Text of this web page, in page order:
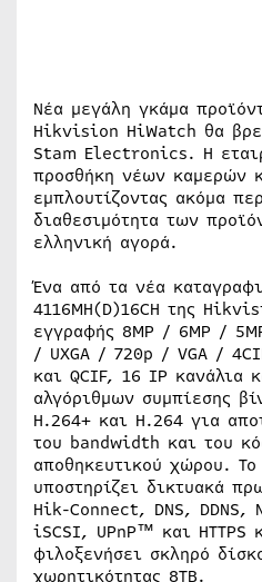
Νέα μεγάλη γκάμα
Hikvision HiWatch θα
Stam Electronics. Η
προσθήκη νέων καμερών
εμπλουτίζοντας ακόμα
διαθεσιμότητα των
ελληνική αγορά.
Ένα από τα νέα
4116MH(D)16CH της
εγγραφής 8MP / 6MP /
/ UXGA / 720p / VGA /
και QCIF, 16 IP κανάλια
αλγόριθμων συμπίεσης
H.264+ και H.264 για
του bandwidth και του
αποθηκευτικού χώρου.
υποστηρίζει δικτυακά
Hik-Connect, DNS, DDNS,
iSCSI, UPnP™ και HTTPS
φιλοξενήσει σκληρό
χωρητικότητας 8TB.